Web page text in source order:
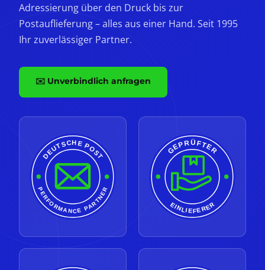
Adressierung über den Druck bis zur
Postauflieferung – alles aus einer Hand. Seit 1995
Ihr zuverlässiger Partner.
✉️ Unverbindlich anfragen
DEUTSCHE POST
PERFORMANCE PARTNER
GEPRÜFTER
EINLIEFERER